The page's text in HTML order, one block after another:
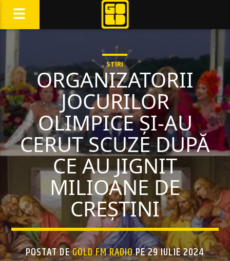
STIRI
ORGANIZATORII
JOCURILOR
OLIMPICE ȘI-AU
CERUT SCUZE DUPĂ
CE AU JIGNIT
MILIOANE DE
CREȘTINI
POSTAT DEGOLD FM RADIOPE 29 IULIE 2024